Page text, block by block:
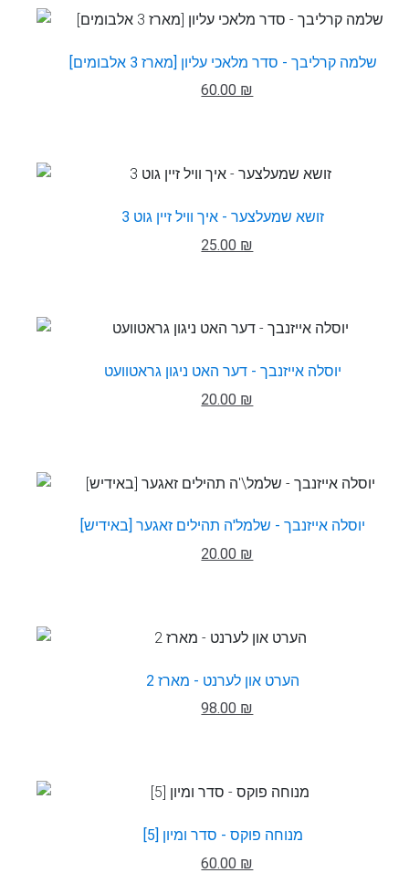
שלמה קרליבך - סדר מלאכי עליון [מארז 3 אלבומים]
60.00 ₪
זושא שמעלצער - איך וויל זיין גוט 3
25.00 ₪
יוסלה אייזנבך - דער האט ניגון גראטוועט
20.00 ₪
יוסלה אייזנבך - שלמל'ה תהילים זאגער [באידיש]
20.00 ₪
הערט און לערנט - מארז 2
98.00 ₪
מנוחה פוקס - סדר ומיון [5]
60.00 ₪